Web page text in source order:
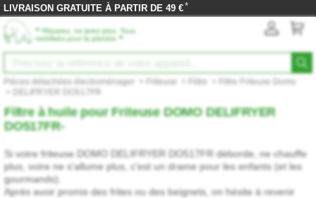
LIVRAISON GRATUITE À PARTIR DE 49 €*
‟ Réparez, ne jetez plus. Tous
mobilisés pour la planète ”
Pièces détachées électroménager Friteuse Filtre
Filtre Friteuse Domo
Filtre à huile pour Friteuse DOMO DELIFRYER
DO517FR-
Si votre friteuse DOMO DELIFRYER DO517FR déborde, ne chauffe
plus, voire ne s'allume plus, c'est un drame pour les enfants (et les
gourmands).
Après avoir promis des frites ou des beignets, on hésite à revenir